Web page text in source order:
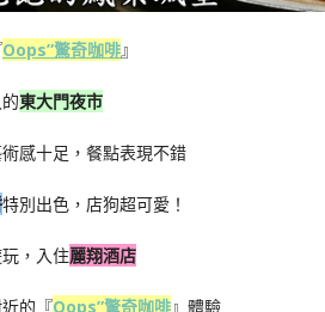
Oops”驚奇咖啡』
東大門夜市
感十足，餐點表現不錯
特別出色，店狗超可愛！
，入住麗翔酒店
的『Oops”驚奇咖啡』體驗